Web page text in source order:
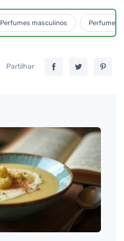
Perfumes masculinos Perfumes
Partilhar